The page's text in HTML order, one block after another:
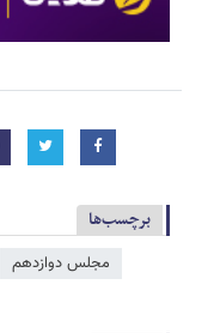
برچسب‌ها
مجلس دوازدهم